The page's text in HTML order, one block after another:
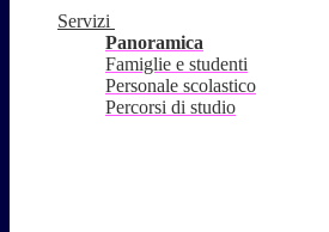
Servizi
Panoramica
Famiglie e studenti
Personale scolastico
Percorsi di studio